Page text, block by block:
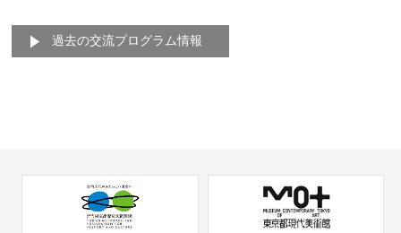
過去の交流プログラム情報